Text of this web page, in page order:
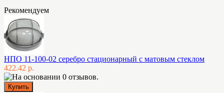
Рекомендуем
НПО 11-100-02 серебро стационарный с матовым стеклом
422.42 р.